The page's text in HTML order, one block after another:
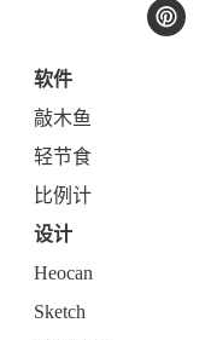
软件
敲木鱼
轻节食
比例计
设计
Heocan
Sketch